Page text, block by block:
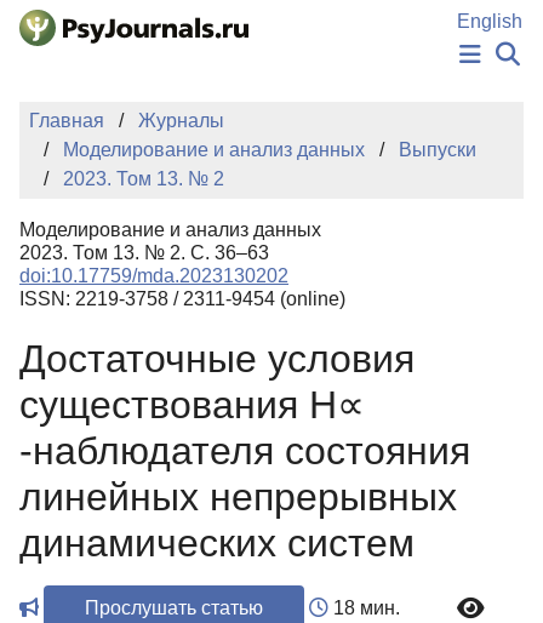
Перейти к основному содержанию
English
НОВОСТИ
АВТОРЫ
КЛЮЧЕВЫЕ СЛОВА
Регистрация
Главная
Журналы
Моделирование и анализ данных
Выпуски
2023. Том 13. № 2
Моделирование и анализ данных
2023. Том 13. № 2. С. 36–63
doi:10.17759/mda.2023130202
ISSN: 2219-3758 / 2311-9454 (online)
Достаточные условия
существования Н∝
-наблюдателя состояния
линейных непрерывных
динамических систем
Прослушать статью
18 мин.